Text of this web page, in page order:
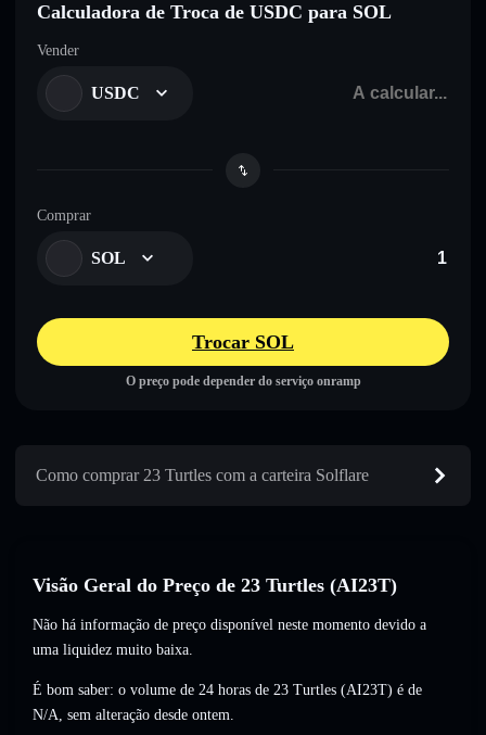
Calculadora de Troca de USDC para SOL
Vender
USDC
Comprar
SOL
Trocar SOL
O preço pode depender do serviço onramp
Como comprar 23 Turtles com a carteira Solflare
Visão Geral do Preço de 23 Turtles (AI23T)
Não há informação de preço disponível neste momento devido a
uma liquidez muito baixa.
É bom saber: o volume de 24 horas de 23 Turtles (AI23T) é de
N/A, sem alteração desde ontem.